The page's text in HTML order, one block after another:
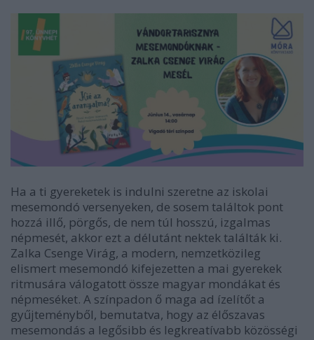
Ha a ti gyereketek is indulni szeretne az iskolai
mesemondó versenyeken, de sosem találtok pont
hozzá illő, pörgős, de nem túl hosszú, izgalmas
népmesét, akkor ezt a délutánt nektek találták ki.
Zalka Csenge Virág, a modern, nemzetközileg
elismert mesemondó kifejezetten a mai gyerekek
ritmusára válogatott össze magyar mondákat és
népmeséket. A színpadon ő maga ad ízelítőt a
gyűjteményből, bemutatva, hogy az élőszavas
mesemondás a legősibb és legkreatívabb közösségi